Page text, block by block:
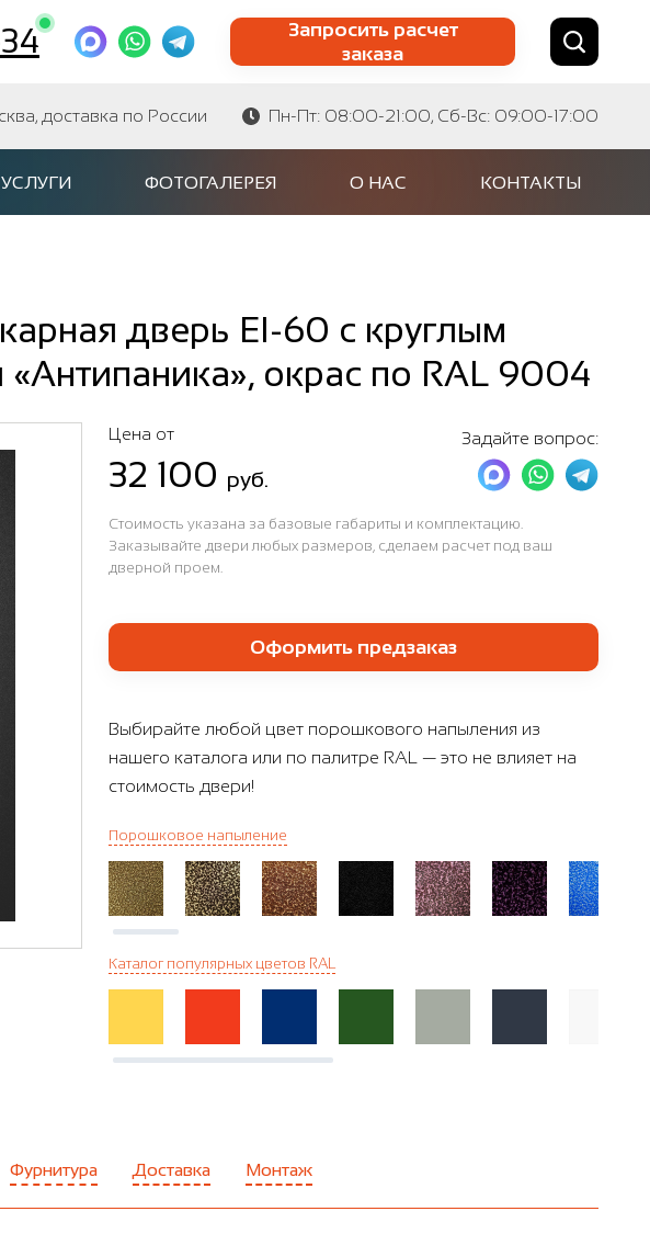
Запросить расчет
заказа
Найти по сайту Найти по артикулу
доставка по России Пн-Пт: 08:00-21:00, Сб-Вс: 09:00-17:00
УСЛУГИ ФОТОГАЛЕРЕЯ О НАС КОНТАКТЫ
дверь EI-60 с круглым
«Антипаника», окрас по RAL 9004
Цена от
32 100 руб.
Задайте вопрос:
Стоимость указана за базовые габариты и комплектацию.
Заказывайте двери любых размеров, сделаем расчет под ваш
дверной проем.
Оформить предзаказ
Выбирайте любой цвет порошкового напыления из
нашего каталога или по палитре RAL — это не влияет на
стоимость двери!
Порошковое напыление
Каталог популярных цветов RAL
Фурнитура Доставка Монтаж